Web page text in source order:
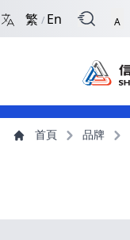
跳到捷徑選項
繁 / En A
主導航選單
主內容 首頁 品牌